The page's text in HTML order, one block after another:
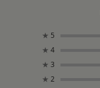
★ 5
★ 4
★ 3
★ 2